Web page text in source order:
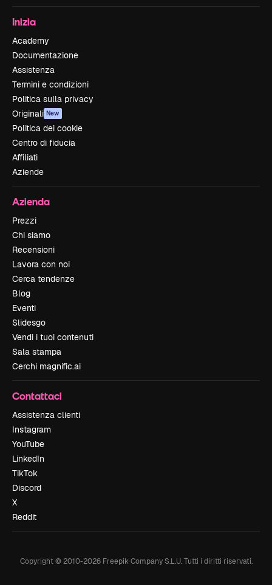
Inizia
Academy
Documentazione
Assistenza
Termini e condizioni
Politica sulla privacy
Originali New
Politica dei cookie
Centro di fiducia
Affiliati
Aziende
Azienda
Prezzi
Chi siamo
Recensioni
Lavora con noi
Cerca tendenze
Blog
Eventi
Slidesgo
Vendi i tuoi contenuti
Sala stampa
Cerchi magnific.ai
Contattaci
Assistenza clienti
Instagram
YouTube
LinkedIn
TikTok
Discord
X
Reddit
Copyright © 2010-2026Freepik Company S.L.U. Tutti i diritti riservati.